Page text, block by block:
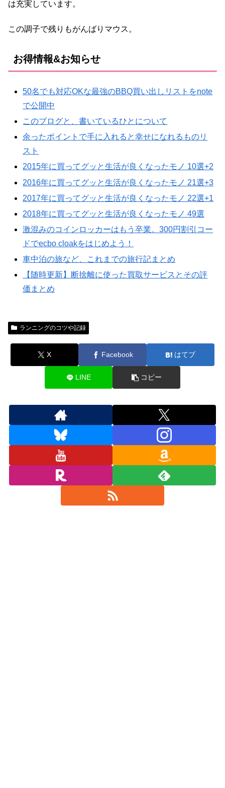
は充実しています。
この調子で残りもがんばりマウス。
お得情報&お知らせ
50名でも対応OKな最強のBBQ買い出しリストをnote
で公開中
このブログと、書いているひとについて
余ったポイントで手に入れると幸せになれるものリ
スト
2015年に買ってグッと生活が良くなったモノ 10選+2
2016年に買ってグッと生活が良くなったモノ 21選+3
2017年に買ってグッと生活が良くなったモノ 22選+1
2018年に買ってグッと生活が良くなったモノ 49選
激混みのコインロッカーはもう卒業。300円割引コー
ドでecbo cloakをはじめよう！
車中泊の旅など、これまでの旅行記まとめ
【随時更新】断捨離に使った買取サービスとその評
価まとめ
ランニングのコツや記録
X Facebook はてブ
LINE コピー